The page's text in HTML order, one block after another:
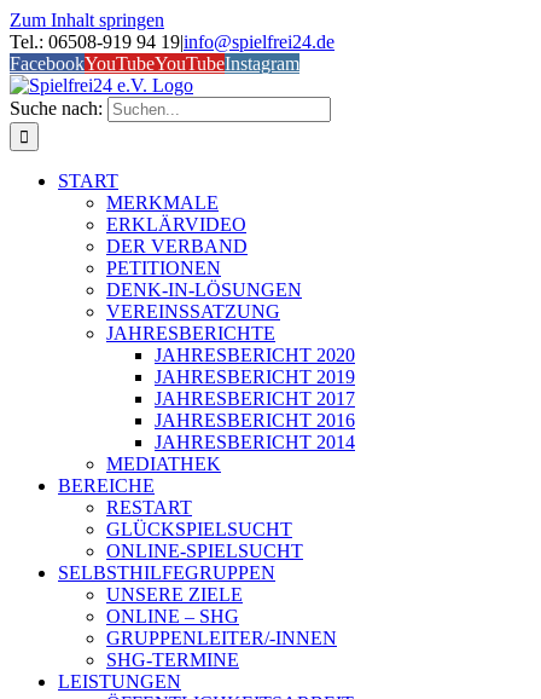
Zum Inhalt springen
Tel.: 06508-919 94 19|info@spielfrei24.de
FacebookYouTubeYouTubeInstagram
Suche nach:
START
MERKMALE
ERKLÄRVIDEO
DER VERBAND
PETITIONEN
DENK-IN-LÖSUNGEN
VEREINSSATZUNG
JAHRESBERICHTE
JAHRESBERICHT 2020
JAHRESBERICHT 2019
JAHRESBERICHT 2017
JAHRESBERICHT 2016
JAHRESBERICHT 2014
MEDIATHEK
BEREICHE
RESTART
GLÜCKSPIELSUCHT
ONLINE-SPIELSUCHT
SELBSTHILFEGRUPPEN
UNSERE ZIELE
ONLINE – SHG
GRUPPENLEITER/-INNEN
SHG-TERMINE
LEISTUNGEN